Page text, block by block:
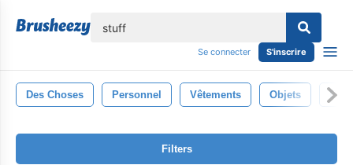
Se connecter S'inscrire
Des Choses Personnel Vêtements Objets En
Filters